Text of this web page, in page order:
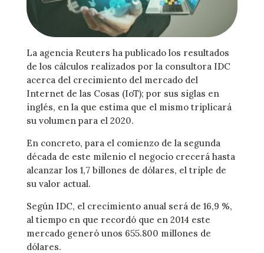
La agencia Reuters ha publicado los resultados
de los cálculos realizados por la consultora IDC
acerca del crecimiento del mercado del
Internet de las Cosas (IoT); por sus siglas en
inglés, en la que estima que el mismo triplicará
su volumen para el 2020.
En concreto, para el comienzo de la segunda
década de este milenio el negocio crecerá hasta
alcanzar los 1,7 billones de dólares, el triple de
su valor actual.
Según IDC, el crecimiento anual será de 16,9 %,
al tiempo en que recordó que en 2014 este
mercado generó unos 655.800 millones de
dólares.